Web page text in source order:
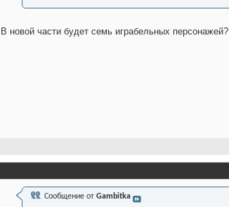
В новой части будет семь играбельных персонажей?
Сообщение от Gambitka